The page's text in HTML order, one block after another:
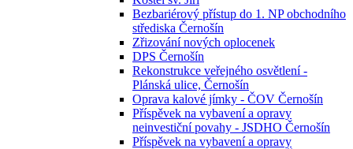
Bezbariérový přístup do 1. NP obchodního
střediska Černošín
Zřizování nových oplocenek
DPS Černošín
Rekonstrukce veřejného osvětlení -
Plánská ulice, Černošín
Oprava kalové jímky - ČOV Černošín
Příspěvek na vybavení a opravy
neinvestiční povahy - JSDHO Černošín
Příspěvek na vybavení a opravy